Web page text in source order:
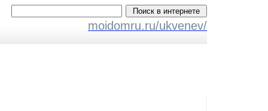
moidomru.ru/ukvenev/